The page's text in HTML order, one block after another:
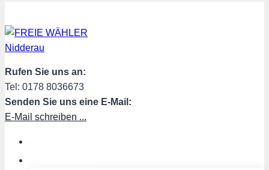
Inhalt
springen
Rufen Sie uns an:
Tel: 0178 8036673
Senden Sie uns eine E-Mail:
E-Mail schreiben ...